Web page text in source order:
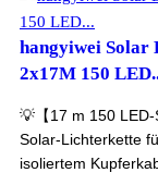
hangyiwei Solar
2x17M 150
💡【17 m 150
Solar-Lichterkette
isoliertem